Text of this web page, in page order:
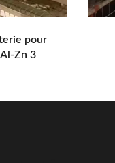
pour
Zn 3